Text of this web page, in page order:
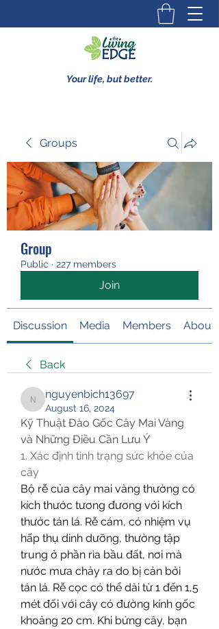
Your life, but better.
Groups
Group
Public · 227 members
Join
Discussion Media Members About
Back
nguyenbich13697
nguyenbich13697
August 16, 2024
Kỹ Thuật Đào Gốc Cây Mai Vàng
và Những Điều Cần Lưu Ý
1. Xác định tình trạng sức khỏe của
cây
Bộ rễ của cây mai vàng thường có
kích thước tương đương với kích
thước tán lá. Rễ cám, có nhiệm vụ
hấp thụ dinh dưỡng, thường tập
trung ở phần rìa bầu đất, nơi mà
nước mưa chảy ra do bị cản bởi
tán lá. Rễ cọc có thể dài từ 1 đến 1,5
mét đối với cây có đường kính gốc
khoảng 20 cm. Khi bứng cây, bạn